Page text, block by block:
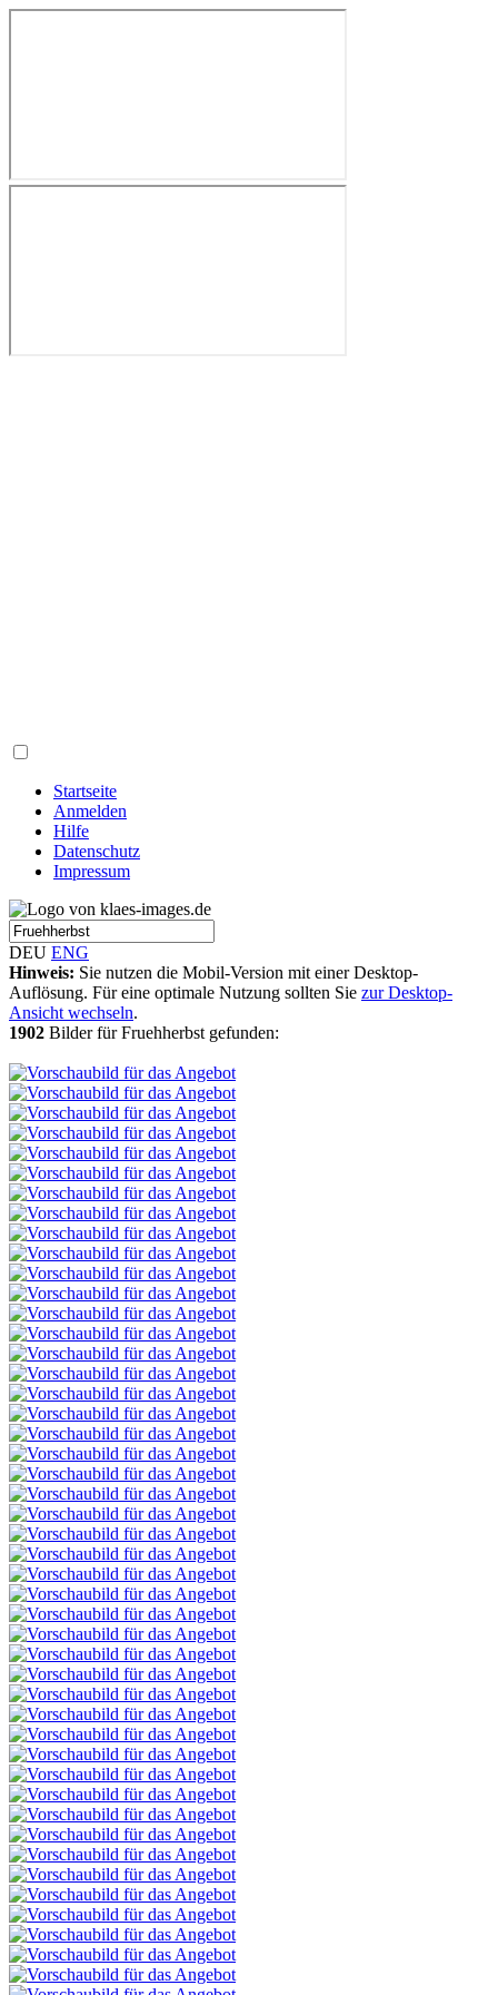
Startseite
Anmelden
Hilfe
Datenschutz
Impressum
DEU ENG
Hinweis: Sie nutzen die Mobil-Version mit einer Desktop-
Auflösung. Für eine optimale Nutzung sollten Sie zur Desktop-
Ansicht wechseln.
1902 Bilder für Fruehherbst gefunden: